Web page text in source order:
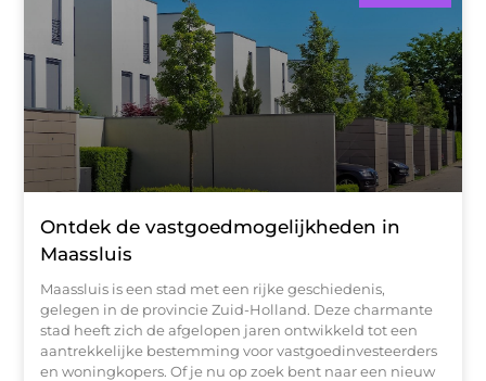
Ontdek de vastgoedmogelijkheden in
Maassluis
Maassluis is een stad met een rijke geschiedenis,
gelegen in de provincie Zuid-Holland. Deze charmante
stad heeft zich de afgelopen jaren ontwikkeld tot een
aantrekkelijke bestemming voor vastgoedinvesteerders
en woningkopers. Of je nu op zoek bent naar een nieuw